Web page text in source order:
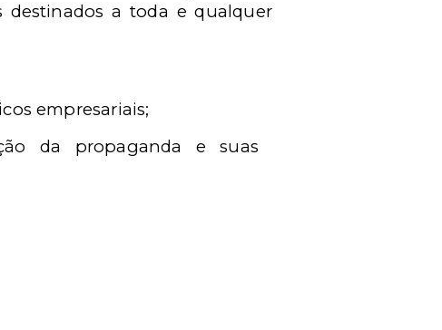
destinados a toda e qualquer
empresariais;
da propaganda e suas